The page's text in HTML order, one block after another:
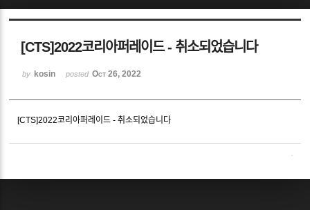
[CTS]2022코리아퍼레이드 - 취소되었습니다
by kosin posted Oct 26, 2022
[CTS]2022코리아퍼레이드 - 취소되었습니다
Sketchbook5, 스케치북5
Sketchbook5, 스케치북5